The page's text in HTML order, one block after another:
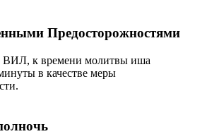
Предосторожностями
ВИЛ, к времени молитвы иша
в качестве меры